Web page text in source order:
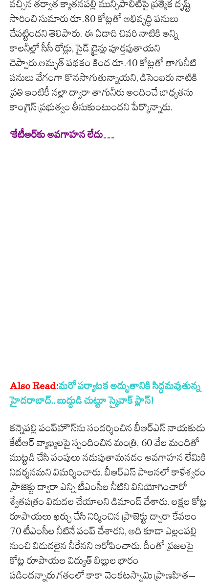
వచ్చిన తర్వాత క్యాతనపల్లి మున్సిపాలిటీపై ప్రత్యేక దృష్టి
సారించి సుమారు రూ.80 కోట్లతో అభివృద్ధి పనులు
చేపట్టిందని తెలిపారు. ఈ ఏడాది చివరి నాటికి అన్ని
కాలనీల్లో సీసీ రోడ్లు, సైడ్‌ డ్రైన్లు పూర్తవుతాయని
చెప్పారు.అమృత్‌ పథకం కింద రూ.40 కోట్లతో తాగునీటి
పనులు వేగంగా కొనసాగుతున్నాయని, డిసెంబరు నాటికి
ప్రతి ఇంటికీ నల్లా ద్వారా తాగునీరు అందించే బాధ్యతను
కాంగ్రెస్‌ ప్రభుత్వం తీసుకుంటుందని పేర్కొన్నారు.
‘కేటీఆర్‌కు అవగాహన లేదు…
Also Read:మరో పర్యాటక అద్భుతానికి సిద్ధమవుతున్న
హైదరాబాద్.. బుద్ధుడి చుట్టూ స్కైవాక్ ప్లాన్!
కన్నెపల్లి పంప్‌హౌస్‌ను సందర్శించిన బీఆర్‌ఎస్‌ నాయకుడు
కేటీఆర్‌ వ్యాఖ్యలపై స్పందించిన మంత్రి, 60 వేల మందితో
ముట్టడి చేసి పంపులు నడుపుతామనడం అవగాహన లేమికి
నిదర్శనమని విమర్శించారు. బీఆర్‌ఎస్‌ పాలనలో కాళేశ్వరం
ప్రాజెక్టు ద్వారా ఎన్ని టీఎంసీల నీటిని వినియోగించారో
శ్వేతపత్రం విడుదల చేయాలని డిమాండ్‌ చేశారు. లక్షల కోట్ల
రూపాయలు ఖర్చు చేసి నిర్మించిన ప్రాజెక్టు ద్వారా కేవలం
70 టీఎంసీల నీటినే పంప్‌ చేశారని, అది కూడా ఎల్లంపల్లి
నుంచి విడుదలైన నీరేనని ఆరోపించారు. దీంతో ప్రజలపై
కోట్ల రూపాయల విద్యుత్‌ బిల్లుల భారం
పడిందన్నారు.గతంలో కాకా వెంకటస్వామి ప్రాణహిత–